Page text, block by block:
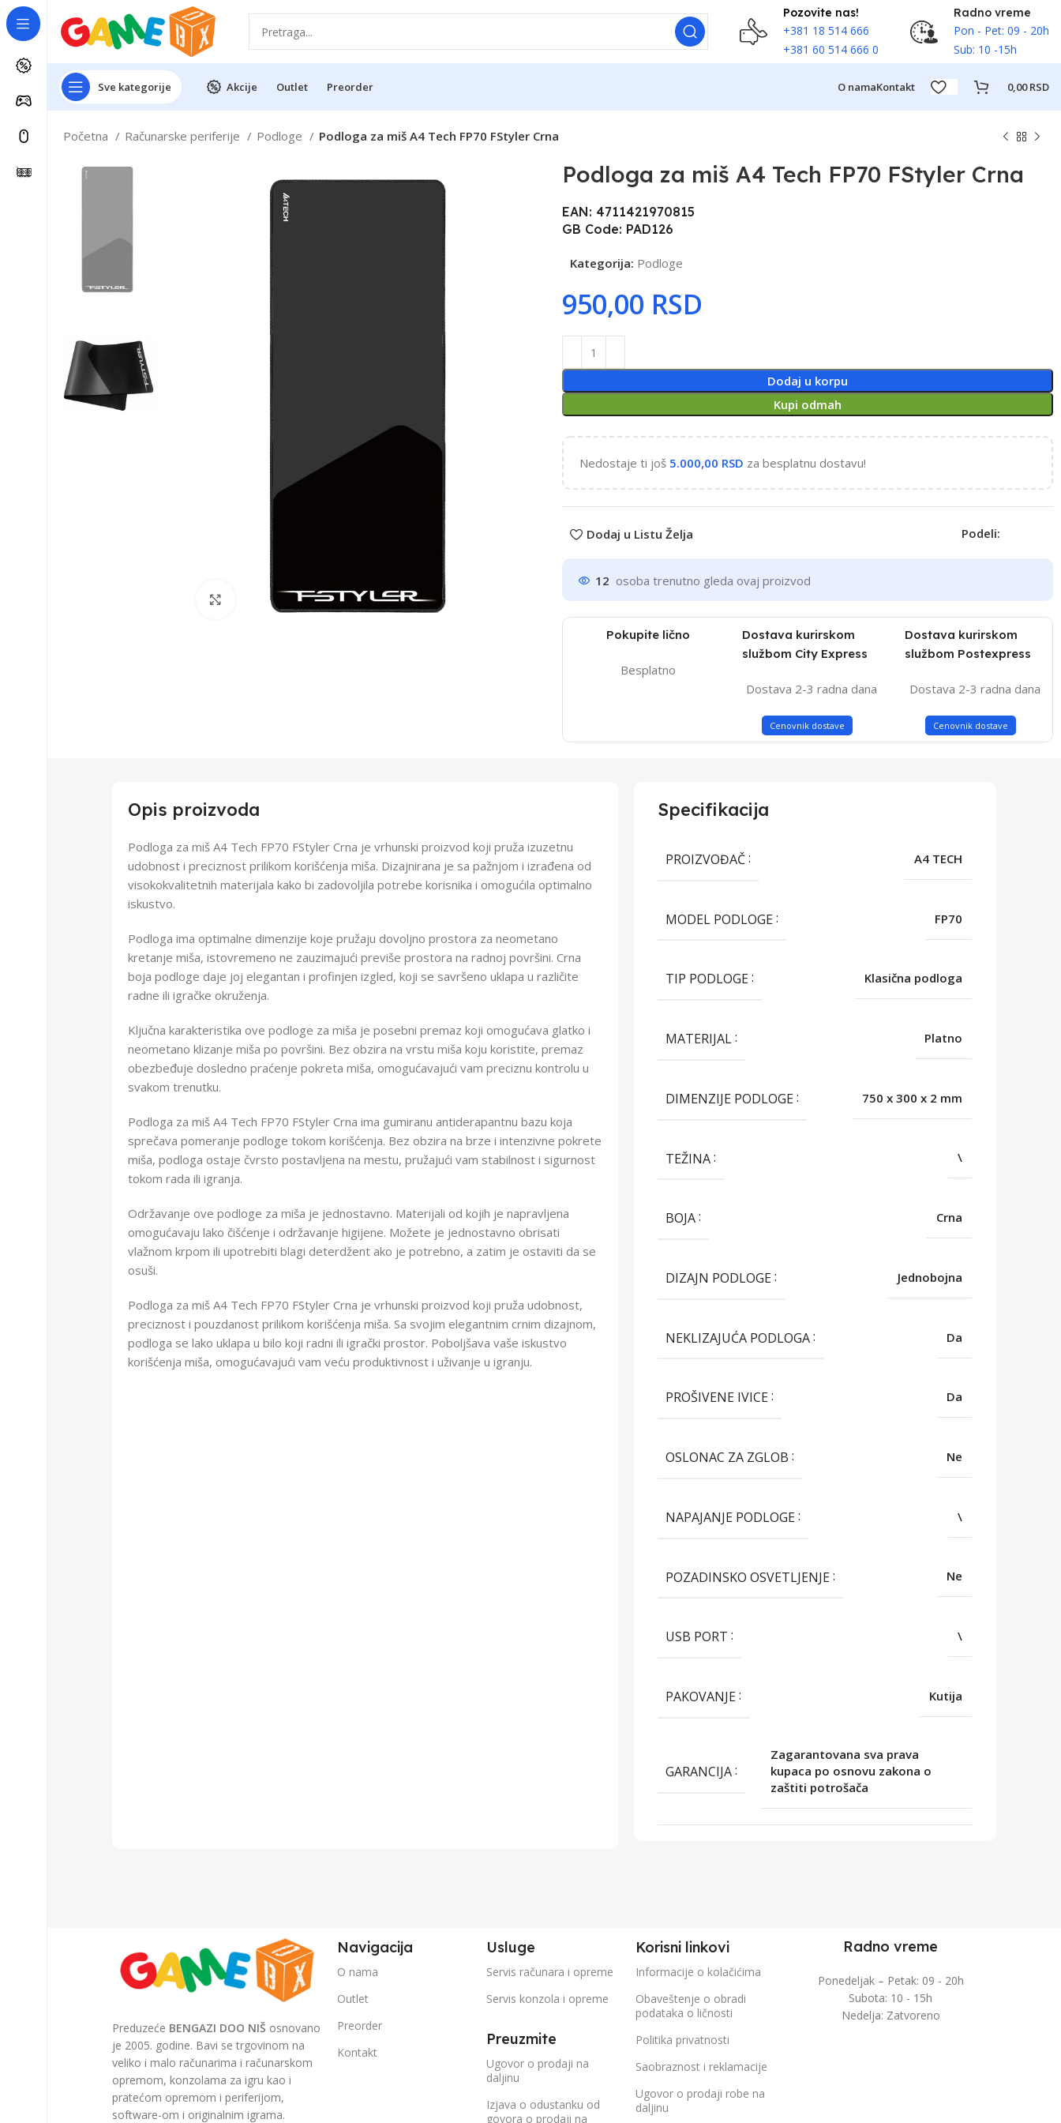
Pozovite nas!
+381 18 514 666
+381 60 514 666 0
Radno vreme
Pon - Pet: 09 - 20h
Sub: 10 -15h
Sve kategorije Akcije Outlet Preorder O namaKontakt 0,00RSD
Početna Računarske periferije Podloge Podloga za miš A4 Tech FP70 FStyler Crna
Uvećaj sliku
Podloga za miš A4 Tech FP70 FStyler Crna
EAN: 4711421970815
GB Code: PAD126
Kategorija: Podloge
RSD
Dodaj u korpu
Kupi odmah
Nedostaje ti još 5.000,00 RSD za besplatnu dostavu!
Dodaj u Listu Želja Podeli:
12 osoba trenutno gleda ovaj proizvod
Pokupite lično
Besplatno
Dostava kurirskom
službom City Express
Dostava 2-3 radna dana
Cenovnik dostave
Dostava kurirskom
službom Postexpress
Dostava 2-3 radna dana
Cenovnik dostave
Opis proizvoda
Podloga za miš A4 Tech FP70 FStyler Crna je vrhunski proizvod koji pruža izuzetnu
udobnost i preciznost prilikom korišćenja miša. Dizajnirana je sa pažnjom i izrađena od
visokokvalitetnih materijala kako bi zadovoljila potrebe korisnika i omogućila optimalno
iskustvo.
Podloga ima optimalne dimenzije koje pružaju dovoljno prostora za neometano
kretanje miša, istovremeno ne zauzimajući previše prostora na radnoj površini. Crna
boja podloge daje joj elegantan i profinjen izgled, koji se savršeno uklapa u različite
radne ili igračke okruženja.
Ključna karakteristika ove podloge za miša je posebni premaz koji omogućava glatko i
neometano klizanje miša po površini. Bez obzira na vrstu miša koju koristite, premaz
obezbeđuje dosledno praćenje pokreta miša, omogućavajući vam preciznu kontrolu u
svakom trenutku.
Podloga za miš A4 Tech FP70 FStyler Crna ima gumiranu antiderapantnu bazu koja
sprečava pomeranje podloge tokom korišćenja. Bez obzira na brze i intenzivne pokrete
miša, podloga ostaje čvrsto postavljena na mestu, pružajući vam stabilnost i sigurnost
tokom rada ili igranja.
Održavanje ove podloge za miša je jednostavno. Materijali od kojih je napravljena
omogućavaju lako čišćenje i održavanje higijene. Možete je jednostavno obrisati
vlažnom krpom ili upotrebiti blagi deterdžent ako je potrebno, a zatim je ostaviti da se
osuši.
Podloga za miš A4 Tech FP70 FStyler Crna je vrhunski proizvod koji pruža udobnost,
preciznost i pouzdanost prilikom korišćenja miša. Sa svojim elegantnim crnim dizajnom,
podloga se lako uklapa u bilo koji radni ili igrački prostor. Poboljšava vaše iskustvo
korišćenja miša, omogućavajući vam veću produktivnost i uživanje u igranju.
Specifikacija
PROIZVOĐAČ A4 TECH
MODEL PODLOGE FP70
TIP PODLOGE Klasična podloga
MATERIJAL Platno
DIMENZIJE PODLOGE 750 x 300 x 2 mm
TEŽINA \
BOJA Crna
DIZAJN PODLOGE Jednobojna
NEKLIZAJUĆA PODLOGA Da
PROŠIVENE IVICE Da
OSLONAC ZA ZGLOB Ne
NAPAJANJE PODLOGE \
POZADINSKO OSVETLJENJE Ne
USB PORT \
PAKOVANJE Kutija
GARANCIJA
Zagarantovana sva prava
kupaca po osnovu zakona o
zaštiti potrošača
Preduzeće BENGAZI DOO NIŠ osnovano
je 2005. godine. Bavi se trgovinom na
veliko i malo računarima i računarskom
opremom, konzolama za igru kao i
pratećom opremom i periferijom,
software-om i originalnim igrama.
Navigacija
O nama
Outlet
Preorder
Kontakt
Usluge
Servis računara i opreme
Servis konzola i opreme
Preuzmite
Ugovor o prodaji na
daljinu
Izjava o odustanku od
govora o prodaji na
Korisni linkovi
Informacije o kolačićima
Obaveštenje o obradi
podataka o ličnosti
Politika privatnosti
Saobraznost i reklamacije
Ugovor o prodaji robe na
daljinu
Radno vreme
Ponedeljak – Petak: 09 - 20h
Subota: 10 - 15h
Nedelja: Zatvoreno